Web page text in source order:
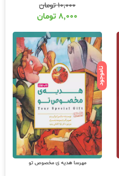
۱۰,۰۰۰تومان
۸,۰۰۰ تومان
ناموجود
مهرسا هدیه ی مخصوص تو